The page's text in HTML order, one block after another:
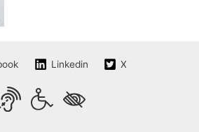
Linkedin X